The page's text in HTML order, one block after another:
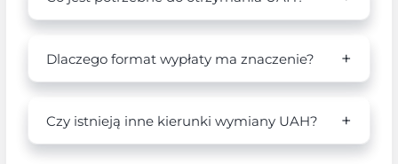
Dlaczego format wypłaty ma znaczenie?
Czy istnieją inne kierunki wymiany UAH?